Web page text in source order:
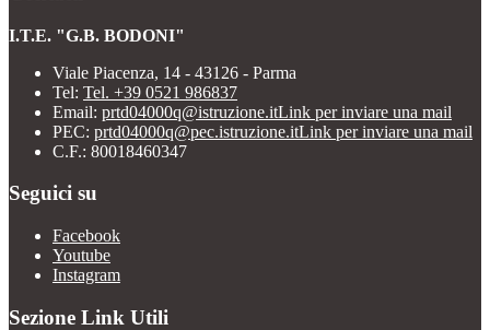
I.T.E. "G.B. BODONI"
Viale Piacenza, 14 - 43126 - Parma
Tel: Tel. +39 0521 986837
Email: prtd04000q@istruzione.itLink per inviare una mail
PEC: prtd04000q@pec.istruzione.itLink per inviare una mail
C.F.: 80018460347
Seguici su
Facebook
Youtube
Instagram
Sezione Link Utili